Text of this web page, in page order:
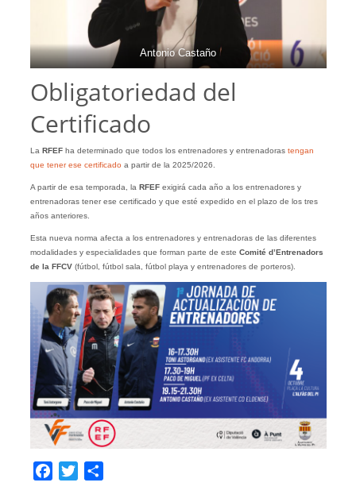
Antonio Castaño
Obligatoriedad del
Certificado
La RFEFha determinado que todos los entrenadores y entrenadoras tengan
que tener ese certificado a partir de la 2025/2026.
A partir de esa temporada, la RFEFexigirá cada año a los entrenadores y
entrenadoras tener ese certificado y que esté expedido en el plazo de los tres
años anteriores.
Esta nueva norma afecta a los entrenadores y entrenadoras de las diferentes
modalidades y especialidades que forman parte de este Comité d’Entrenadors
de la FFCV(fútbol, fútbol sala, fútbol playa y entrenadores de porteros).
Facebook
Twitter